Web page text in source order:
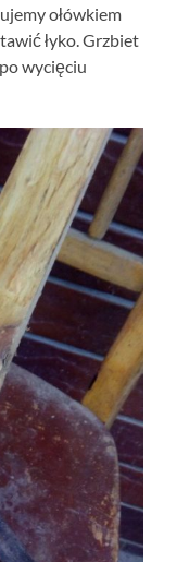
ołówkiem
łyko. Grzbiet
wycięciu